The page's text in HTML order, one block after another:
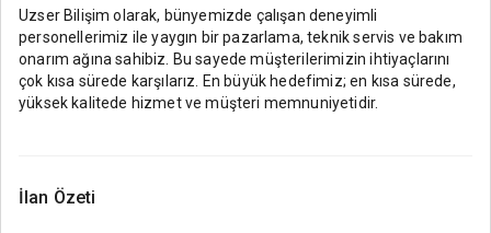
Uzser Bilişim olarak, bünyemizde çalışan deneyimli
personellerimiz ile yaygın bir pazarlama, teknik servis ve bakım
onarım ağına sahibiz. Bu sayede müşterilerimizin ihtiyaçlarını
çok kısa sürede karşılarız. En büyük hedefimiz; en kısa sürede,
yüksek kalitede hizmet ve müşteri memnuniyetidir.
İlan Özeti